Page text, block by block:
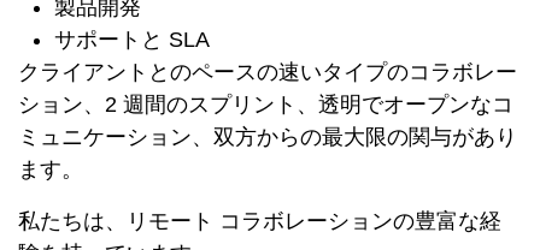
製品開発
サポートと SLA
クライアントとのペースの速いタイプのコラボレー
ション、2 週間のスプリント、透明でオープンなコ
ミュニケーション、双方からの最大限の関与があり
ます。
私たちは、リモート コラボレーションの豊富な経